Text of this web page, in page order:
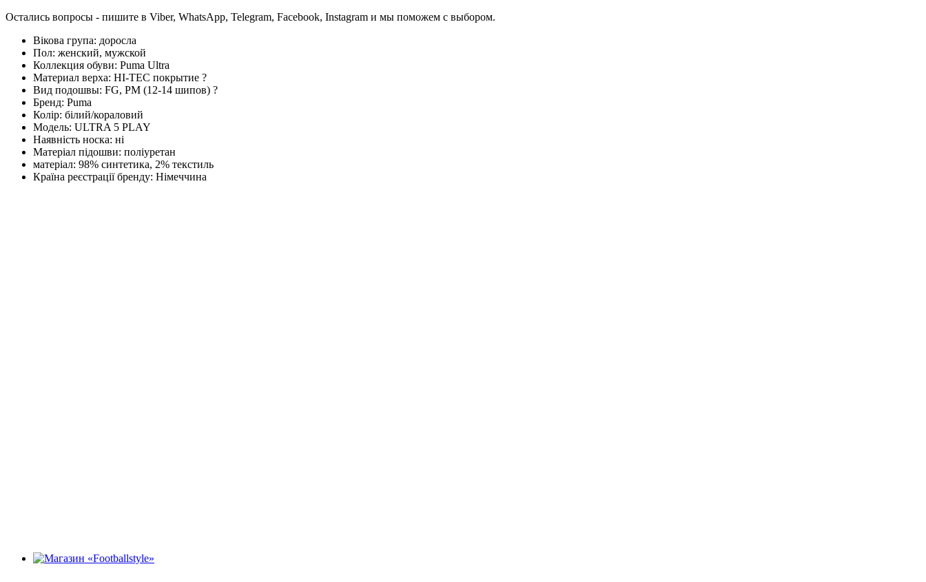
Остались вопросы - пишите в Viber, WhatsApp, Telegram, Facebook, Instagram и мы поможем с выбором.
Вікова група: доросла
Пол: женский, мужской
Коллекция обуви: Puma Ultra
Материал верха: HI-TEC покрытие ?
Вид подошвы: FG, PM (12-14 шипов) ?
Бренд: Puma
Колір: білий/кораловий
Модель: ULTRA 5 PLAY
Наявність носка: ні
Матеріал підошви: поліуретан
матеріал: 98% синтетика, 2% текстиль
Країна реєстрації бренду: Німеччина